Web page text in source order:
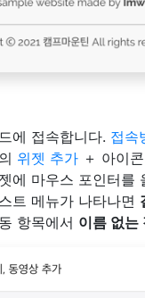
에 접속합니다. 접속
위젯 추가 ＋ 아이
에 마우스 포인터를
트 메뉴가 나타나면
항목에서 이름 없는